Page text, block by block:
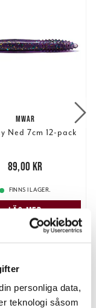
personliga data,
teknologi såsom
MWAR
Ned 7cm 12-pack
kr
89,00 kr
FINNS I LAGER.
LÄS MER